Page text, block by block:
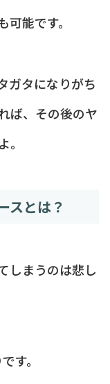
能です。
ガタになりがち
ば、その後のヤ
スとは？
しまうのは悲し
す。